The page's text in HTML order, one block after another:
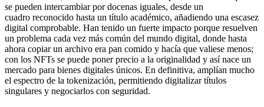
se pueden intercambiar por docenas iguales, desde un
cuadro reconocido hasta un título académico, añadiendo una escasez
digital comprobable. Han tenido un fuerte impacto porque resuelven
un problema cada vez más común del mundo digital, donde hasta
ahora copiar un archivo era pan comido y hacía que valiese menos;
con los NFTs se puede poner precio a la originalidad y así nace un
mercado para bienes digitales únicos. En definitiva, amplían mucho
el espectro de la tokenización, permitiendo digitalizar títulos
singulares y negociarlos con seguridad.